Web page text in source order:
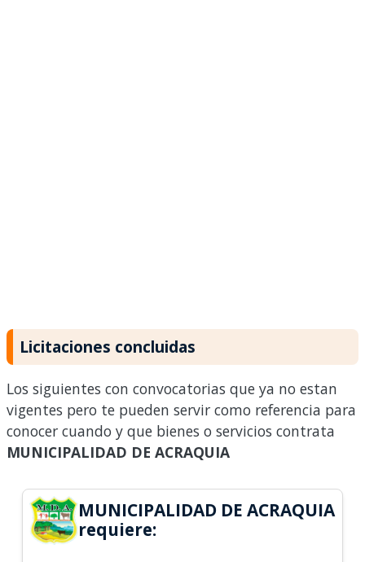
Licitaciones concluidas
Los siguientes con convocatorias que ya no estan
vigentes pero te pueden servir como referencia para
conocer cuando y que bienes o servicios contrata
MUNICIPALIDAD DE ACRAQUIA
MUNICIPALIDAD DE ACRAQUIA
requiere: